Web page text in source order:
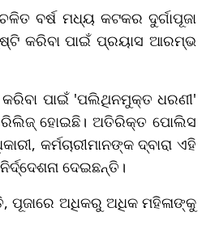
ବର୍ଷ ମଧ୍ୟ କଟକର ଦୁର୍ଗାପୂଜା
କରିବା ପାଇଁ ପ୍ରୟାସ ଆରମ୍ଭ
ପାଇଁ 'ପଲିଥିନମୁକ୍ତ ଧରଣୀ'
ରିଲିଜ୍ ହୋଇଛି। ଅତିରିକ୍ତ ପୋଲିସ
କର୍ମଚାରୀମାନଙ୍କ ଦ୍ବାରା ଏହି
ଦେଇଛନ୍ତି।
ପୂଜାରେ ଅଧିକରୁ ଅଧିକ ମହିଳାଙ୍କୁ